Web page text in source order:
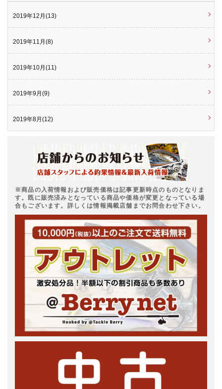
2019年12月(13)
2019年11月(8)
2019年10月(11)
2019年9月(9)
2019年8月(12)
※商品の入荷情報および販売価格は記事更新時点のものとなりま
す。既に販売済みとなっている商品や価格が変更となっている場
合もございます。詳しくは情報掲載店舗までお問合わせ下さい。